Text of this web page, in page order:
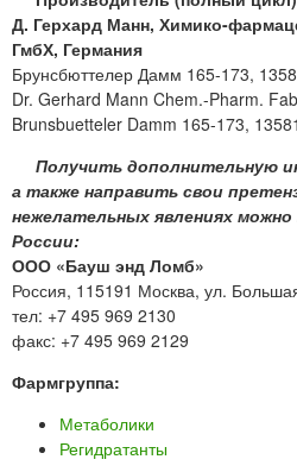
Д. Герхард Манн, Химико-
ГмбХ, Германия
Брунсбюттелер Дамм 165-173,
Dr. Gerhard Mann Chem.-Pharm.
Brunsbuetteler Damm 165-173,
Получить дополнительную
а также направить свои
нежелательных явлениях
России:
ООО «Бауш энд Ломб»
Россия, 115191 Москва, ул.
тел: +7 495 969 2130
факс: +7 495 969 2129
Фармгруппа:
Метаболики
Регидратанты